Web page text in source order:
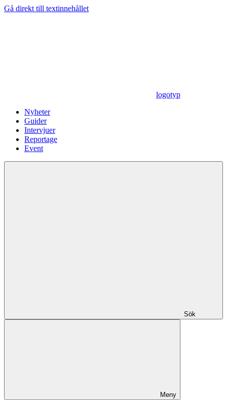
Gå direkt till textinnehållet
logotyp
Nyheter
Guider
Intervjuer
Reportage
Event
Sök
Meny